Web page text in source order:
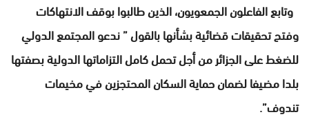
وتابع الفاعلون الجمعويون، الذين طالبوا بوقف الانتهاكات
وفتح تحقيقات قضائية بشأنها بالقول ” ندعو المجتمع الدولي
للضغط على الجزائر من أجل تحمل كامل التزاماتها الدولية بصفتها
بلدا مضيفا لضمان حماية السكان المحتجزين في مخيمات
تندوف”.